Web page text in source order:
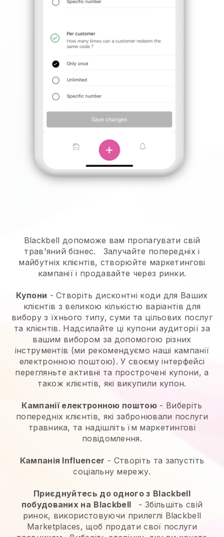
Blackbell допоможе вам пропагувати свій
трав'яний бізнес.
Залучайте попередніх і
майбутніх клієнтів, створюйте маркетингові
кампанії і продавайте через ринки.
Купони - Створіть дисконтні коди для Ваших
клієнтів з великою кількістю варіантів для
вибору з їхнього типу, суми та цільових послуг
та клієнтів. Надсилайте ці купони аудиторії за
вашим вибором за допомогою різних
інструментів (ми рекомендуємо наші кампанії
електронною поштою). У своєму інтерфейсі
перегляньте активні та прострочені купони, а
також клієнтів, які викупили купон.
Кампанії електронною поштою - Виберіть
попередніх клієнтів, які забронювали послуги
травника, та надішліть їм маркетингові
повідомлення.
Кампанія Influencer - Створіть та запустіть
соціальну мережу.
Приєднуйтесь до одного з Blackbell
побудованих на Blackbell - Збільшіть свій
ринок, використовуючи прилеглі Blackbell
Marketplaces, щоб продати свої послуги